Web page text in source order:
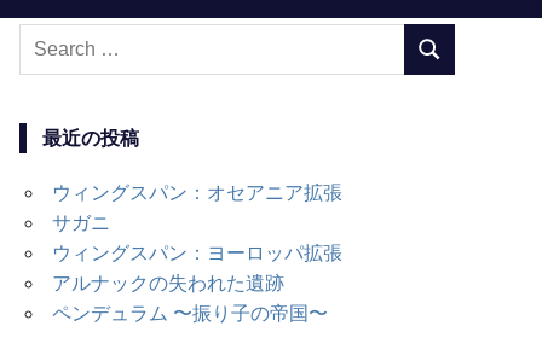
Search
SEARCH
最近の投稿
ウィングスパン：オセアニア拡張
サガニ
ウィングスパン：ヨーロッパ拡張
アルナックの失われた遺跡
ペンデュラム 〜振り子の帝国〜